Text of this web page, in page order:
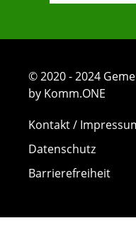
© 2020 - 2024
by Komm.ONE
Kontakt /
Datenschutz
Barrierefreiheit